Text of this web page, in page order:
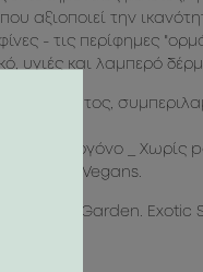
αξιοποιεί την
- τις περίφημες
υγιές και λαμπερό
δέρματος,
φαγεσωρογόνο _ Χωρίς
για Vegans.
Garden. Exotic